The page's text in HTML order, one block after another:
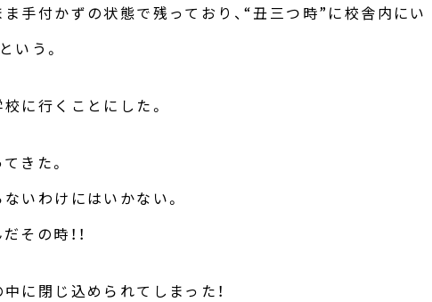
手付かずの状態で残っており、“丑三つ時”に校舎内にい
いう。
に行くことにした。
きた。
いわけにはいかない。
その時！！
に閉じ込められてしまった！